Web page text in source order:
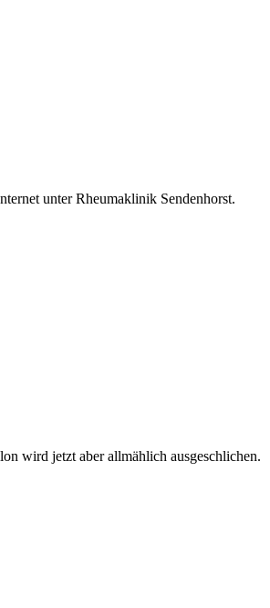
unter Rheumaklinik Sendenhorst.
wird jetzt aber allmählich ausgeschlichen.